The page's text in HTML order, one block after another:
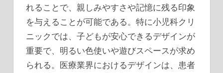
れることで、親しみやすさや記憶に残る印象
を与えることが可能である。特に小児科クリ
ニックでは、子どもが安心できるデザインが
重要で、明るい色使いや遊びスペースが求め
られる。医療業界におけるデザインは、患者